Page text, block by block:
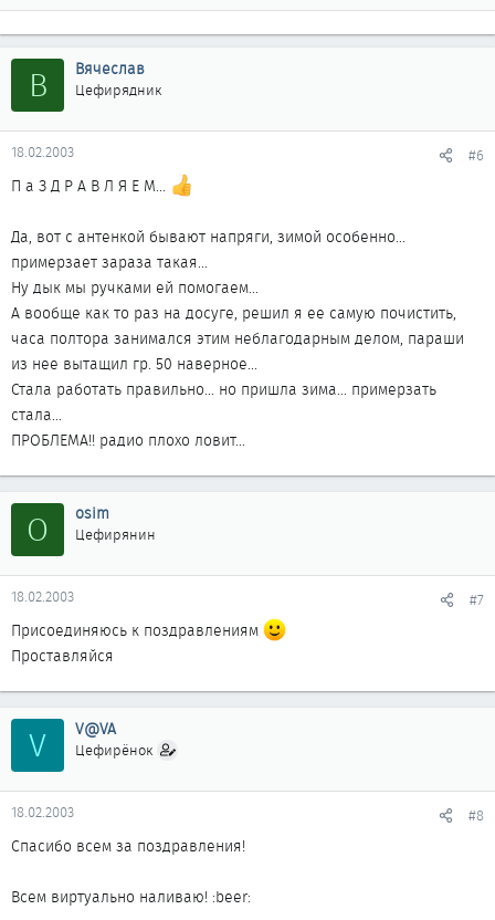
В Вячеслав
Цефирядник
18.02.2003 #6
П а З Д Р А В Л Я Е М...
Да, вот с антенкой бывают напряги, зимой особенно...
примерзает зараза такая...
Ну дык мы ручками ей помогаем...
А вообще как то раз на досуге, решил я ее самую почистить,
часа полтора занимался этим неблагодарным делом, параши
из нее вытащил гр. 50 наверное...
Стала работать правильно... но пришла зима... примерзать
стала...
ПРОБЛЕМА!! радио плохо ловит...
O osim
Цефирянин
18.02.2003 #7
Присоединяюсь к поздравлениям
Проставляйся
V V@VA
Цефирёнок
18.02.2003 #8
Спасибо всем за поздравления!
Всем виртуально наливаю! :beer: